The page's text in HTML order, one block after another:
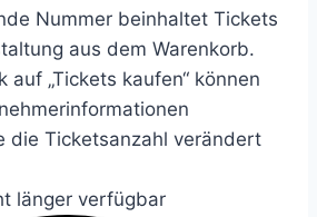
Nummer beinhaltet Tickets
aus dem Warenkorb.
auf „Tickets kaufen“ können
die Ticketsanzahl verändert
länger verfügbar